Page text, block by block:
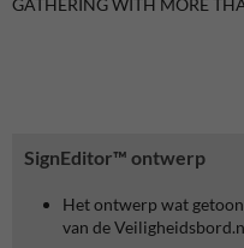
SignEditor™ ontwerp
Het ontwerp wat
van de
GATHERING WITH MORE